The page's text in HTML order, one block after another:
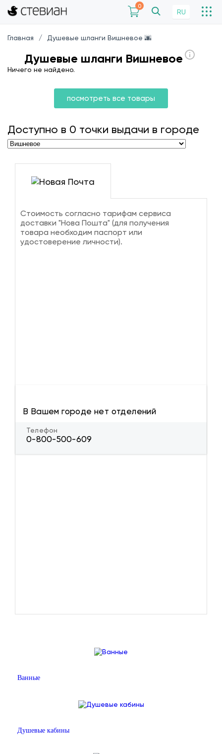
0
RU
Главная Душевые шланги Вишневое 🌆
Душевые шланги Вишневое
Ничего не найдено.
посмотреть все товары
Доступно в 0 точки выдачи в городе
Стоимость согласно тарифам сервиса
доставки "Нова Пошта" (для получения
товара необходим паспорт или
удостоверение личности).
В Вашем городе нет отделений
Телефон
0-800-500-609
Ванные
Душевые кабины